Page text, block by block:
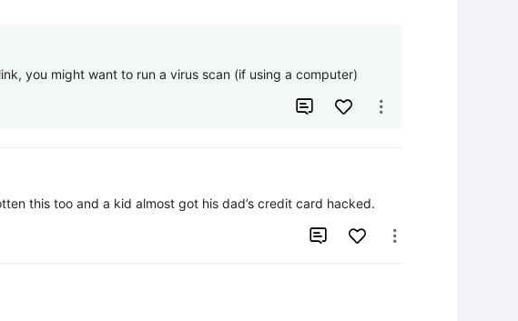
you might want to run a virus scan (if using a computer)
 
this too and a kid almost got his dad’s credit card hacked.
 